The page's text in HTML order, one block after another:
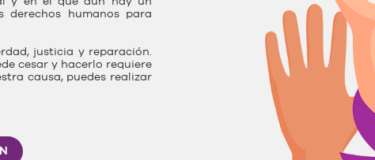
humanos para
justicia y reparación.
cesar y hacerlo requiere
causa, puedes realizar